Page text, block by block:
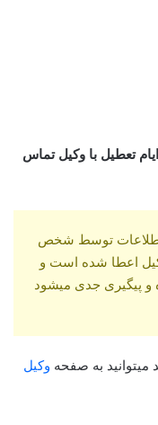
تعطیل با وکیل تماس
اطلاعات توسط شخص
اعطا شده است و
پیگیری جدی میشود
به صفحه وکیل